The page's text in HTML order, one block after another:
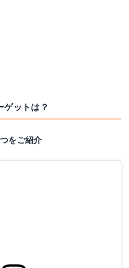
ゲットは？
をご紹介